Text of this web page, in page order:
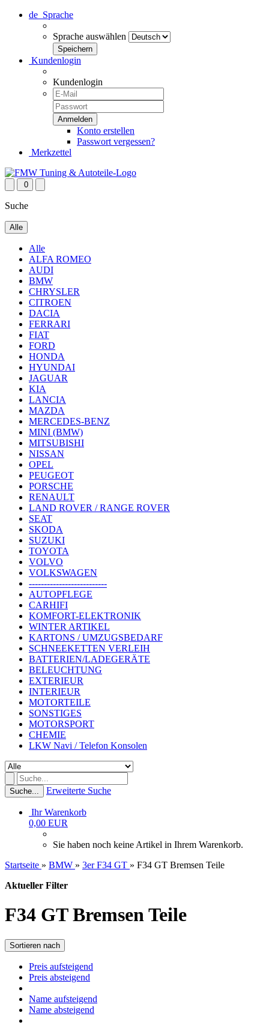
de Sprache
Sprache auswählen
Kundenlogin
Kundenlogin
Konto erstellen
Passwort vergessen?
Merkzettel
0
Suche
Alle
Alle
ALFA ROMEO
AUDI
BMW
CHRYSLER
CITROEN
DACIA
FERRARI
FIAT
FORD
HONDA
HYUNDAI
JAGUAR
KIA
LANCIA
MAZDA
MERCEDES-BENZ
MINI (BMW)
MITSUBISHI
NISSAN
OPEL
PEUGEOT
PORSCHE
RENAULT
LAND ROVER / RANGE ROVER
SEAT
SKODA
SUZUKI
TOYOTA
VOLVO
VOLKSWAGEN
--------------------------
AUTOPFLEGE
CARHIFI
KOMFORT-ELEKTRONIK
WINTER ARTIKEL
KARTONS / UMZUGSBEDARF
SCHNEEKETTEN VERLEIH
BATTERIEN/LADEGERÄTE
BELEUCHTUNG
EXTERIEUR
INTERIEUR
MOTORTEILE
SONSTIGES
MOTORSPORT
CHEMIE
LKW Navi / Telefon Konsolen
Suche... Erweiterte Suche
Ihr Warenkorb
0,00 EUR
Sie haben noch keine Artikel in Ihrem Warenkorb.
Startseite » BMW » 3er F34 GT » F34 GT Bremsen Teile
Aktueller Filter
F34 GT Bremsen Teile
Sortieren nach
Preis aufsteigend
Preis absteigend
Name aufsteigend
Name absteigend